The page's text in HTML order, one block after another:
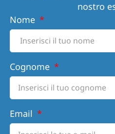
nostro
Nome
Cognome
Email